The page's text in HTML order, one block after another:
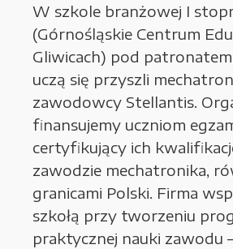
W szkole branżowej I
(Górnośląskie Centrum
Gliwicach) pod
uczą się przyszli
zawodowcy Stellantis.
finansujemy uczniom
certyfikujący ich
zawodzie mechatronika,
granicami Polski. Firma
szkołą przy tworzeniu
praktycznej nauki zawodu